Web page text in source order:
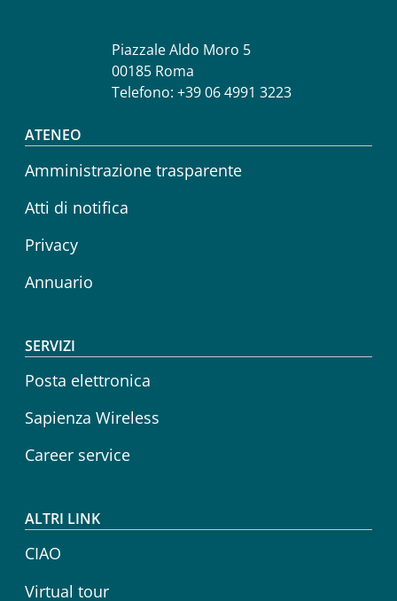
Piazzale Aldo Moro 5
00185 Roma
Telefono: +39 06 4991 3223
Footer menu
ATENEO
Amministrazione trasparente
Atti di notifica
Privacy
Annuario
SERVIZI
Posta elettronica
Sapienza Wireless
Career service
ALTRI LINK
CIAO
Virtual tour